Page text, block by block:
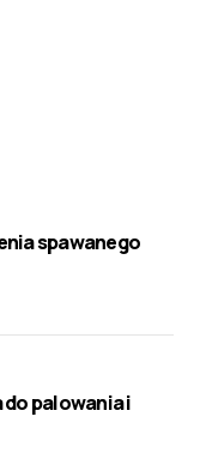
spawanego
do palowania i